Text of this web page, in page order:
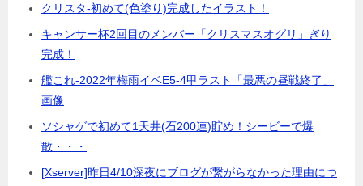
クリスタ-初めて(色塗り)完成したイラスト！
キャンサー杯2回目のメンバー「クリスマスオグリ」ぎり
完成！
艦これ-2022年梅雨イベE5-4甲ラスト「最悪の昼戦終了」
画像
ソシャゲで初めて1天井(石200連)貯め！シービーで爆
散・・・
[Xserver]昨日4/10深夜にブログが繋がらなかった理由につ